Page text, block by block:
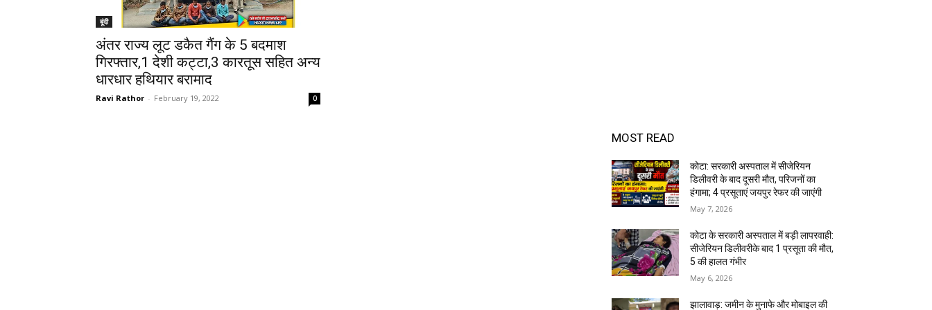
बूंदी
अंतर राज्य लूट डकैत गैंग के 5 बदमाश
गिरफ्तार,1 देशी कट्टा,3 कारतूस सहित अन्य
धारधार हथियार बरामाद
Ravi Rathor - February 19, 2022 0
MOST READ
कोटा: सरकारी अस्पताल में सीजेरियन
डिलीवरी के बाद दूसरी मौत, परिजनों का
हंगामा; 4 प्रसूताएं जयपुर रेफर की जाएंगी
May 7, 2026
कोटा के सरकारी अस्पताल में बड़ी लापरवाही:
सीजेरियन डिलीवरीके बाद 1 प्रसूता की मौत,
5 की हालत गंभीर
May 6, 2026
झालावाड़: जमीन के मुनाफे और मोबाइल की